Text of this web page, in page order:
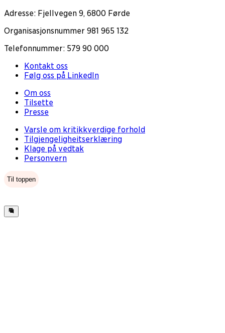
Adresse: Fjellvegen 9, 6800 Førde
Organisasjonsnummer 981 965 132
Telefonnummer: 579 90 000
Kontakt oss
Følg oss på LinkedIn
Om oss
Tilsette
Presse
Varsle om kritikkverdige forhold
Tilgjengeligheitserklæring
Klage på vedtak
Personvern
Til toppen